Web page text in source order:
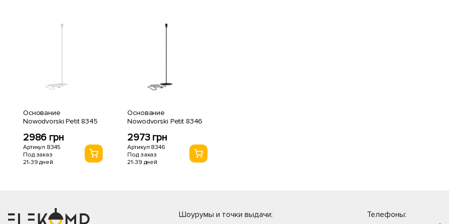
Основание
Nowodvorski Petit 8345
2986 грн
Артикул 8345
Под заказ
21-39 дней
Основание
Nowodvorski Petit 8346
2973 грн
Артикул 8346
Под заказ
21-39 дней
Шоурумы и точки выдачи:
Телефоны: